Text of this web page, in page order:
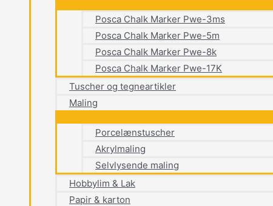
Posca Chalk Marker Pwe-3ms
Posca Chalk Marker Pwe-5m
Posca Chalk Marker Pwe-8k
Posca Chalk Marker Pwe-17K
Tuscher og tegneartikler
Maling
Porcelænstuscher
Akrylmaling
Selvlysende maling
Hobbylim & Lak
Papir & karton